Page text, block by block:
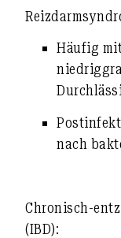
Häufig
nach
Chronisch-
(IBD):